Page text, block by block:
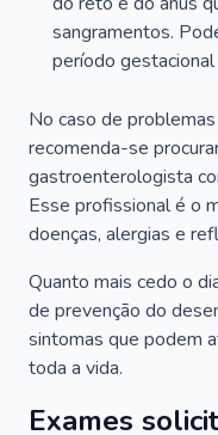
sangramentos.
período
No caso de
recomenda-se
gastroenterologista
Esse profissional é o
doenças, alergias e
Quanto mais cedo o
de prevenção do
sintomas que podem
toda a vida.
Exames